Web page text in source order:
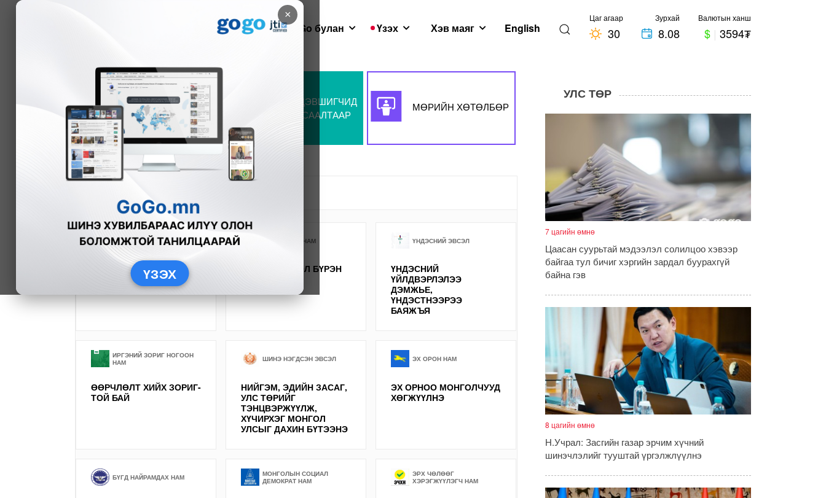
×
ҮЗЭХ
Мэдээ GoGo булан Үзэх Хэв маяг English
Цаг агаар
30
Зурхай
8.08
Валютын ханш
$ | 3594₮
НЭР ДЭВШИГЧИД
ТОЙРГООР
НЭР ДЭВШИГЧИД
ЖАГСААЛТААР
МӨРИЙН ХӨТӨЛБӨР
2024 оны нам, эвслийн мөрийн хөтөлбөр
МОНГОЛ АРДЫН НАМ
ШИНЭ СЭРГЭЛТИЙН
БОДЛОГО БҮСЧИЛСЭН
ХӨГЖЛИЙН РЕФОРМ
АРДЧИЛСАН НАМ
БҮТЭН МОНГОЛ БҮРЭН
ҮНДЭСНИЙ ЭВСЭЛ
ҮНДЭСНИЙ
ҮЙЛДВЭРЛЭЛЭЭ
ДЭМЖЬЕ,
ҮНДЭСТНЭЭРЭЭ
БАЯЖЪЯ
ИРГЭНИЙ ЗОРИГ НОГООН
НАМ
ӨӨРЧЛӨЛТ ХИЙХ ЗОРИГ-
ТОЙ БАЙ
ШИНЭ НЭГДСЭН ЭВСЭЛ
НИЙГЭМ, ЭДИЙН ЗАСАГ,
УЛС ТӨРИЙГ
ТЭНЦВЭРЖҮҮЛЖ,
ХҮЧИРХЭГ МОНГОЛ
УЛСЫГ ДАХИН БҮТЭЭНЭ
ЭХ ОРОН НАМ
ЭХ ОРНОО МОНГОЛЧУУД
ХӨГЖҮҮЛНЭ
БҮГД НАЙРАМДАХ НАМ
МОНГОЛЫН СОЦИАЛ
ДЕМОКРАТ НАМ
ЭРХ ЧӨЛӨӨГ
ХЭРЭГЖҮҮЛЭГЧ НАМ
УЛС ТӨР
7 цагийн өмнө
Цаасан суурьтай мэдээлэл солилцоо хэвээр
байгаа тул бичиг хэргийн зардал буурахгүй
байна гэв
8 цагийн өмнө
Н.Учрал: Засгийн газар эрчим хүчний
шинэчлэлийг тууштай үргэлжлүүлнэ